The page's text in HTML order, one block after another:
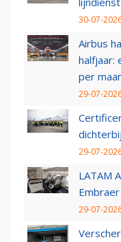
30-07-
Airbus
halfjaar:
per
29-07-
29-07-
LATAM
29-07-